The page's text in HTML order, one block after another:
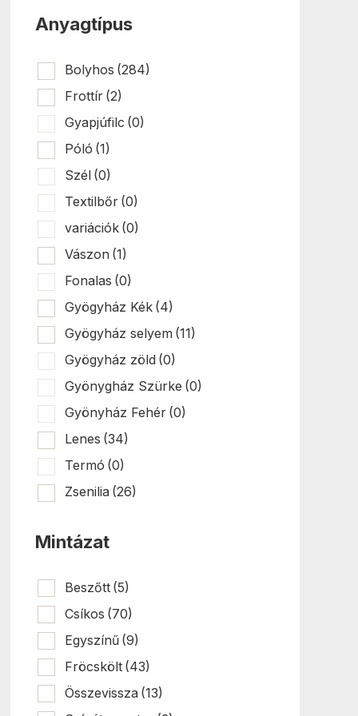
Anyagtípus
Bolyhos (284)
Frottír (2)
Gyapjúfilc (0)
Póló (1)
Szél (0)
Textilbőr (0)
variációk (0)
Vászon (1)
Fonalas (0)
Gyögyház Kék (4)
Gyögyház selyem (11)
Gyögyház zöld (0)
Gyönygház Szürke (0)
Gyönyház Fehér (0)
Lenes (34)
Termó (0)
Zsenilia (26)
Mintázat
Beszőtt (5)
Csíkos (70)
Egyszínű (9)
Fröcskölt (43)
Összevissza (13)